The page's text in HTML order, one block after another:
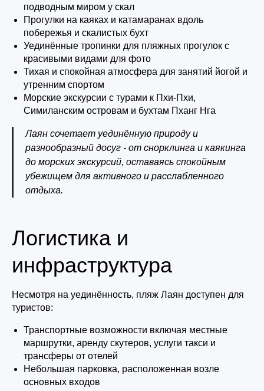
подводным миром у скал
Прогулки на каяках и катамаранах вдоль
побережья и скалистых бухт
Уединённые тропинки для пляжных прогулок с
красивыми видами для фото
Тихая и спокойная атмосфера для занятий йогой и
утренним спортом
Морские экскурсии с турами к Пхи-Пхи,
Симиланским островам и бухтам Пханг Нга
Лаян сочетает уединённую природу и
разнообразный досуг - от снорклинга и каякинга
до морских экскурсий, оставаясь спокойным
убежищем для активного и расслабленного
отдыха.
Логистика и
инфраструктура
Несмотря на уединённость, пляж Лаян доступен для
туристов:
Транспортные возможности включая местные
маршрутки, аренду скутеров, услуги такси и
трансферы от отелей
Небольшая парковка, расположенная возле
основных входов